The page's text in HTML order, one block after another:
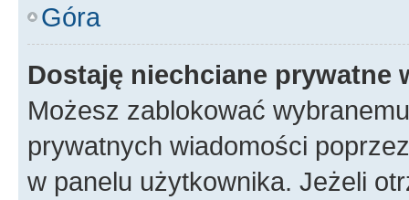
Góra
Dostaję niechciane prywatne
Możesz zablokować
prywatnych wiadomości
w panelu użytkownika. Jeżeli